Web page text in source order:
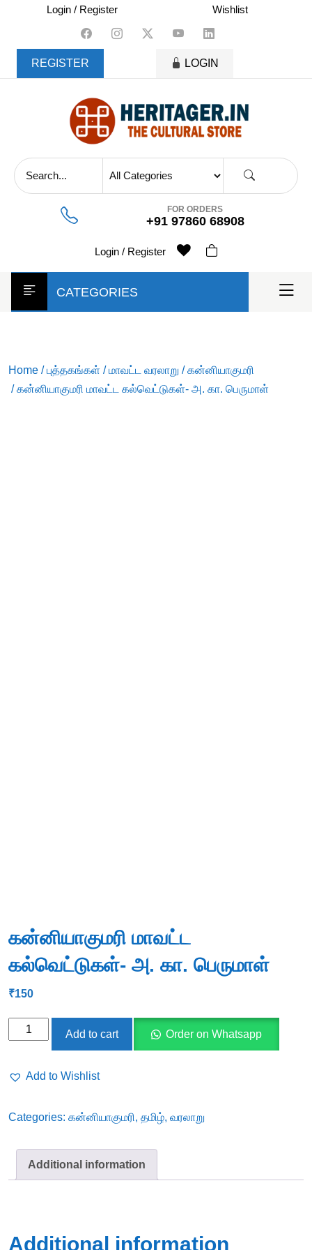
content
Login / Register Wishlist
REGISTER LOGIN
FOR ORDERS
+91 97860 68908
Login / Register
CATEGORIES
Home /புத்தகங்கள் /மாவட்ட வரலாறு /கன்னியாகுமரி
/ கன்னியாகுமரி மாவட்ட கல்வெட்டுகள்- அ. கா. பெருமாள்
கன்னியாகுமரி மாவட்ட
கல்வெட்டுகள்- அ. கா. பெருமாள்
₹150
கன்னியாகுமரி
அ.
பெருமாள்
Add to cart Order on Whatsapp
Add to Wishlist
Categories: கன்னியாகுமரி, தமிழ், வரலாறு
Additional information
Additional information